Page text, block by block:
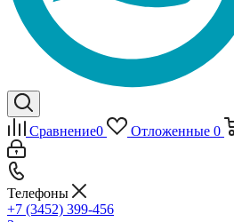
Сравнение0 Отложенные 0
Телефоны
+7 (3452) 399-456